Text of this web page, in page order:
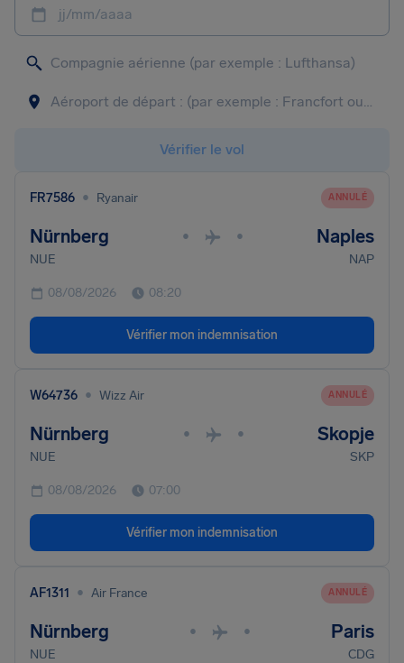
jj/mm/aaaa
Vérifier le vol
FR7586 • Ryanair ANNULÉ
Nürnberg • • Naples
NUE NAP
08/08/2026 08:20
Vérifier mon indemnisation
W64736 • Wizz Air ANNULÉ
Nürnberg • • Skopje
NUE SKP
08/08/2026 07:00
Vérifier mon indemnisation
AF1311 • Air France ANNULÉ
Nürnberg • • Paris
NUE CDG